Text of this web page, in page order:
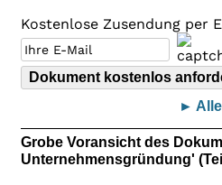
Kostenlose Zusendung per
►
Grobe Voransicht des
Unternehmensgründung'